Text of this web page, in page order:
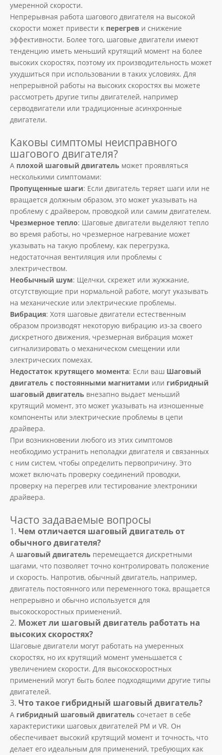
умеренной скорости.
Непрерывная работа шагового двигателя на высокой
скорости может привести к перегрев и снижение
эффективности. Более того, шаговые двигатели имеют
тенденцию иметь меньший крутящий момент на более
высоких скоростях, поэтому их производительность может
ухудшиться при использовании в таких условиях. Для
непрерывной работы на высоких скоростях вы можете
рассмотреть другие типы двигателей, например
серводвигатели или традиционные асинхронные
двигатели.
Каковы симптомы неисправного
шагового двигателя?
A плохой шаговый двигатель может проявляться
несколькими симптомами:
Пропущенные шаги: Если двигатель теряет шаги или не
вращается должным образом, это может указывать на
проблему с драйвером, проводкой или самим двигателем.
Чрезмерное тепло: Шаговые двигатели выделяют тепло
во время работы, но чрезмерное нагревание может
указывать на такую ​​проблему, как перегрузка,
недостаточная вентиляция или проблемы с
электричеством.
Необычный шум: Щелчки, скрежет или жужжание,
отсутствующие при нормальной работе, могут указывать
на механические или электрические проблемы.
Вибрация: Хотя шаговые двигатели естественным
образом производят некоторую вибрацию из-за своего
дискретного движения, чрезмерная вибрация может
сигнализировать о механическом смещении или
электрических помехах.
Недостаток крутящего момента: Если ваш Шаговый
двигатель с постоянными магнитами или гибридный
шаговый двигатель внезапно выдает меньший
крутящий момент, это может указывать на изношенные
компоненты или электрические проблемы в цепи
драйвера.
При возникновении любого из этих симптомов
необходимо устранить неполадки двигателя и связанных
с ним систем, чтобы определить первопричину. Это
может включать проверку соединений проводки,
проверку на перегрев или тестирование электроники
драйвера.
Часто задаваемые вопросы
1. Чем отличается шаговый двигатель от
обычного двигателя?
A шаговый двигатель перемещается дискретными
шагами, что позволяет точно контролировать положение
и скорость. Напротив, обычный двигатель, например,
двигатель постоянного или переменного тока, вращается
непрерывно и обычно используется для
высокоскоростных применений.
2. Может ли шаговый двигатель работать на
высоких скоростях?
Шаговые двигатели могут работать на умеренных
скоростях, но их крутящий момент уменьшается с
увеличением скорости. Для высокоскоростных
применений могут быть более подходящими другие типы
двигателей.
3. Что такое гибридный шаговый двигатель?
A гибридный шаговый двигатель сочетает в себе
характеристики шаговых двигателей PM и VR. Он
обеспечивает высокий крутящий момент и точность, что
делает его идеальным для применений, требующих как